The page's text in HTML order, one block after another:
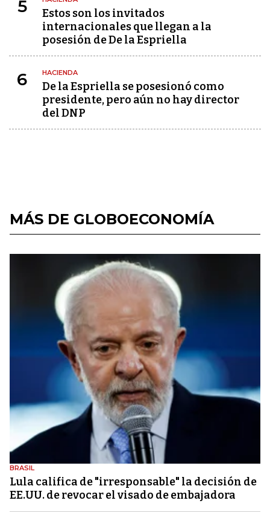
5
Estos son los invitados
internacionales que llegan a la
posesión de De la Espriella
6 HACIENDA
De la Espriella se posesionó como
presidente, pero aún no hay director
del DNP
MÁS DE GLOBOECONOMÍA
BRASIL
Lula califica de "irresponsable" la decisión de
EE.UU. de revocar el visado de embajadora